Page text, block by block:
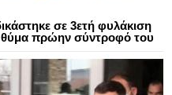
σε 3ετή φυλάκιση
πρώην σύντροφό του